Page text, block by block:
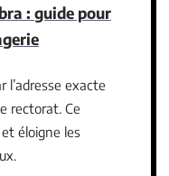
: guide pour
l’adresse exacte
rectorat. Ce
éloigne les